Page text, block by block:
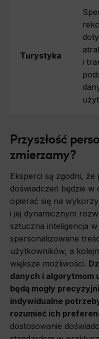
Turystyka
i
Przyszłość
zmierzamy?
Eksperci są zgodni, że
doświadczeń będzie
opierać się na
i jej dynamicznym
sztuczna inteligencja
spersonalizowane
użytkowników, a
większe możliwości.
danych i algorytmom
będą mogły
indywidualne
rozumieć ich
dostosowanie